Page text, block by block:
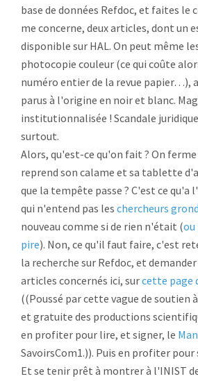
base de données Refdoc, et faites le
me concerne, deux articles, dont un
disponible sur HAL. On peut même
photocopie couleur (ce qui coûte
numéro entier de la revue papier…),
parus à l'origine en noir et blanc.
institutionnalisée ! Scandale
surtout.
Alors, qu'est-ce qu'on fait ? On
reprend son calame et sa tablette
que la tempête passe ? C'est ce qu'a
qui n'entend pas les chercheurs
nouveau comme si de rien n'était (ou
pire). Non, ce qu'il faut faire, c'est
la recherche sur Refdoc, et
articles concernés ici, surcette page
((Poussé par cette vague de soutien
et gratuite des productions
en profiter pour lire, et signer, le
SavoirsCom1.)). Puis en profiter
Et se tenir prêt à montrer à l'INIST